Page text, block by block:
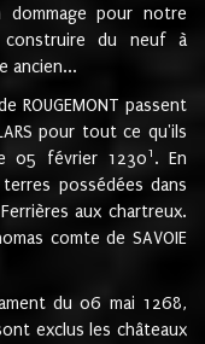
pour notre
du neuf à
ancien...
ROUGEMONT passent
pour tout ce qu'ils
05 février 12301 . En
terres possédées dans
aux chartreux.
comte de SAVOIE
du 06 mai 1268,
exclus les châteaux